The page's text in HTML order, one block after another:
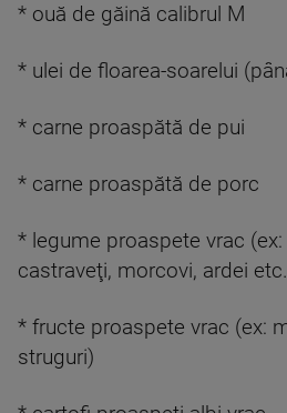
* ouă de găină calibrul M
* ulei de floarea-soarelui
* carne proaspătă de pui
* carne proaspătă de porc
* legume proaspete vrac (ex:
castraveţi, morcovi, ardei
* fructe proaspete vrac (ex:
struguri)